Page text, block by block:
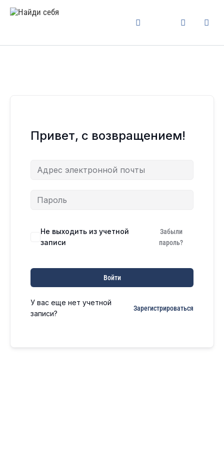
Привет, с возвращением!
Не выходить из учетной
записи
Забыли
пароль?
Войти
У вас еще нет учетной
записи?
Зарегистрироваться